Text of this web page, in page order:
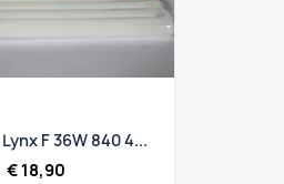
Lynx F 36W 840 4...
€ 18,90